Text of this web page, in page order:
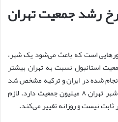
رشد جمعیت تهران
است که باعث می‌شود یک شهر،
استانبول نسبت به تهران بیشتر
شده در ایران و ترکیه مشخص شد
شهر استانبول دارای ۱۵ میلیون و شهر تهران ۸ میلیون جمعیت دارد. لازم
نیست و روزانه تغییر می‌کند.